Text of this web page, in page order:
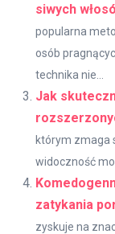
siwych
popularna
osób
technika nie...
Jak
którym zmaga
widoczność
zatykania
zyskuje na